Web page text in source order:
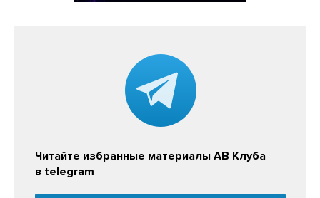
Читайте избранные материалы АВ Клуба
в telegram